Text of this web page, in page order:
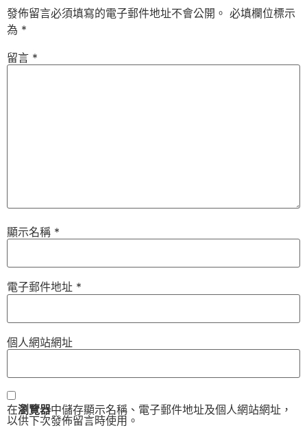
發佈留言必須填寫的電子郵件地址不會公開。 必填欄位標示
為 *
留言 *
顯示名稱 *
電子郵件地址 *
個人網站網址
在瀏覽器中儲存顯示名稱、電子郵件地址及個人網站網址，
以供下次發佈留言時使用。